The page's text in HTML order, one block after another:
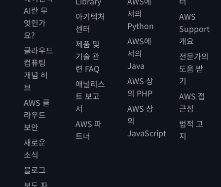
AI란 무
엇인가
요?
클라우드
컴퓨팅
개념 허
브
AWS 클
라우드
보안
새로운
소식
블로그
아키텍처
센터
제품 및
기술 관
련 FAQ
애널리스
트 보고
서
AWS 파
트너
서의
Python
AWS에
서의
Java
AWS 상
의 PHP
AWS 상
의
JavaScript
AWS
Support
개요
전문가의
도움 받
기
AWS 접
근성
법적 고
지